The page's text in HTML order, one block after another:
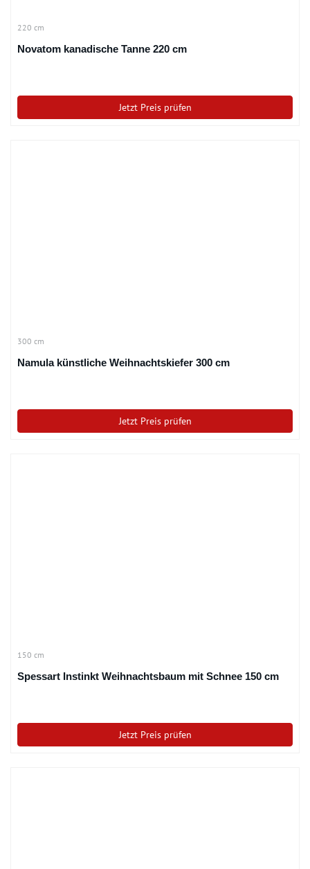
220 cm
Novatom kanadische Tanne 220 cm
Jetzt Preis prüfen
300 cm
Namula künstliche Weihnachtskiefer 300 cm
Jetzt Preis prüfen
150 cm
Spessart Instinkt Weihnachtsbaum mit Schnee 150 cm
Jetzt Preis prüfen